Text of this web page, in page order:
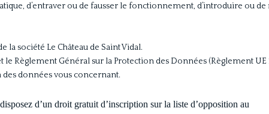
d’entraver ou de fausser le fonctionnement, d’introduire ou
la société Le Château de Saint Vidal.
Règlement Général sur la Protection des Données (Règlement UE
des données vous concernant.
d’un droit gratuit d’inscription sur la liste d’opposition au